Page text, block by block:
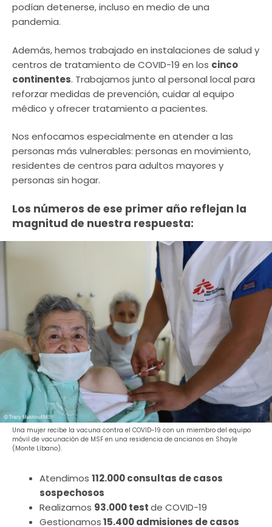
podían detenerse, incluso en medio de una
pandemia.
Además, hemos trabajado en instalaciones de salud y
centros de tratamiento de COVID-19 en los cinco
continentes. Trabajamos junto al personal local para
reforzar medidas de prevención, cuidar al equipo
médico y ofrecer tratamiento a pacientes.
Nos enfocamos especialmente en atender a las
personas más vulnerables: personas en movimiento,
residentes de centros para adultos mayores y
personas sin hogar.
Los números de ese primer año reflejan la
magnitud de nuestra respuesta:
Una mujer recibe la vacuna contra el COVID-19 con un miembro del equipo
móvil de vacunación de MSF en una residencia de ancianos en Shayle
(Monte Líbano).
Atendimos 112.000 consultas de casos
sospechosos
Realizamos 93.000 testde COVID-19
Gestionamos15.400 admisiones de casos